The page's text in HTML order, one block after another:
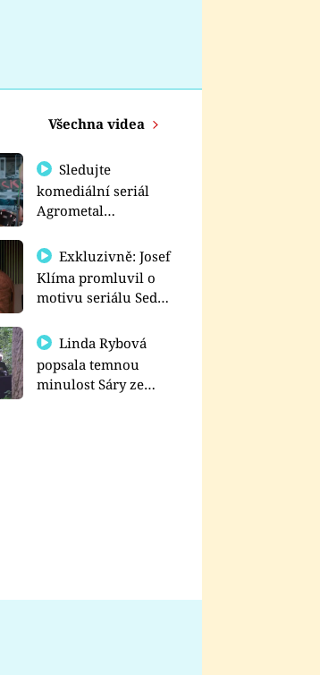
Všechna videa
Sledujte
komediální seriál
Agrometal
prima+
Exkluzivně: Josef
Klíma promluvil o
motivu seriálu Sedm
Linda Rybová
popsala temnou
minulost Sáry ze